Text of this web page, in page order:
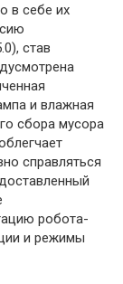
в себе их
став
и влажная
сбора мусора
справляться
робота-
и режимы